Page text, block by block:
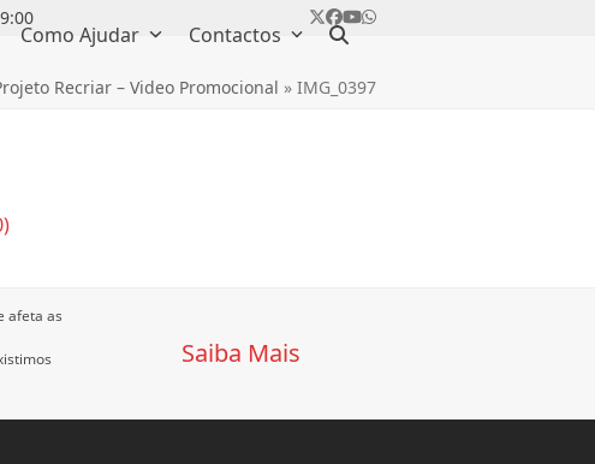
Twitter
Facebook
YouTube
Whatsapp
Como Ajudar Contactos
Recriar – Video Promocional » IMG_0397
afeta as
Saiba Mais